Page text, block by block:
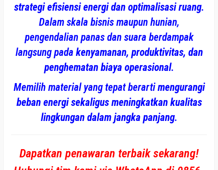
strategi efisiensi energi dan optimalisasi ruang.
Dalam skala bisnis maupun hunian,
pengendalian panas dan suara berdampak
langsung pada kenyamanan, produktivitas, dan
penghematan biaya operasional.
Memilih material yang tepat berartimengurangi
beban energi sekaligus meningkatkan kualitas
lingkungan dalam jangka panjang.
Dapatkan penawaran terbaik sekarang!